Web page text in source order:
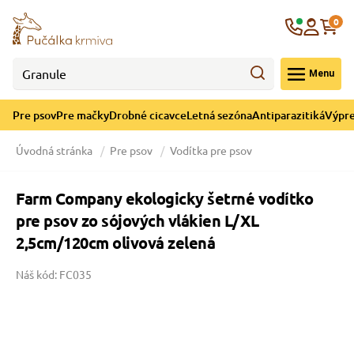
Menu
0
Pre psovPre mačkyDrobné cicavceLetná sezónaAntiparazitiká
mačky
Pre mačky
mačky
mačky
cicavce
Drobné cicavce
sezóna
Letná sezóna
ochladenie
Výpredaj
CZK
Úvodná stránka Pre psov Vodítka pre psov
Farm Company ekologicky šetrné vodítko
pre psov zo sójových vlákien L/XL
2,5cm/120cm olivová zelená
Náš kód: FC035